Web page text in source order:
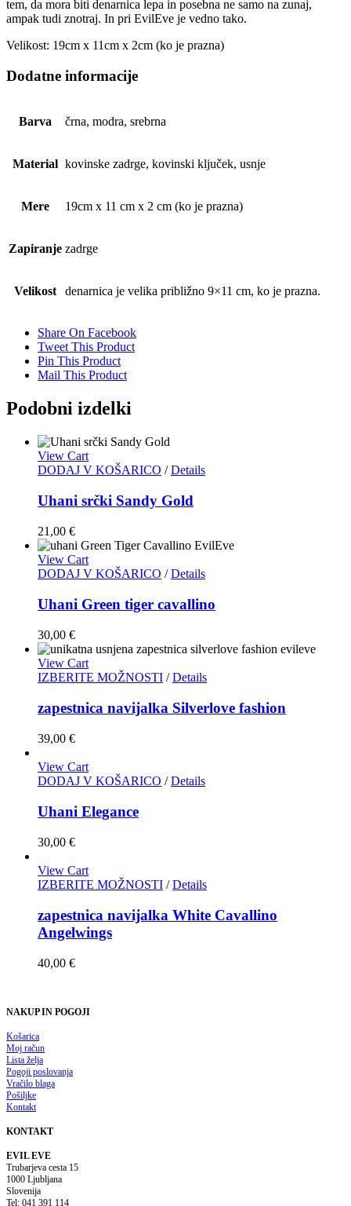
tem, da mora biti denarnica lepa in posebna ne samo na zunaj,
ampak tudi znotraj. In pri EvilEve je vedno tako.
Velikost: 19cm x 11cm x 2cm (ko je prazna)
Dodatne informacije
Barva črna, modra, srebrna
Material kovinske zadrge, kovinski ključek, usnje
Mere 19cm x 11 cm x 2 cm (ko je prazna)
Zapiranje zadrge
Velikost denarnica je velika približno 9×11 cm, ko je prazna.
Share On Facebook
Tweet This Product
Pin This Product
Mail This Product
Podobni izdelki
View Cart
DODAJ V KOŠARICO / Details
Uhani srčki Sandy Gold
21,00 €
View Cart
DODAJ V KOŠARICO / Details
Uhani Green tiger cavallino
30,00 €
View Cart
IZBERITE MOŽNOSTI / Details
zapestnica navijalka Silverlove fashion
39,00 €
View Cart
DODAJ V KOŠARICO / Details
Uhani Elegance
30,00 €
View Cart
IZBERITE MOŽNOSTI / Details
zapestnica navijalka White Cavallino
Angelwings
40,00 €
NAKUP IN POGOJI
Košarica
Moj račun
Lista želja
Pogoji poslovanja
Vračilo blaga
Pošiljke
Kontakt
KONTAKT
EVIL EVE
Trubarjeva cesta 15
1000 Ljubljana
Slovenija
Tel: 041 391 114